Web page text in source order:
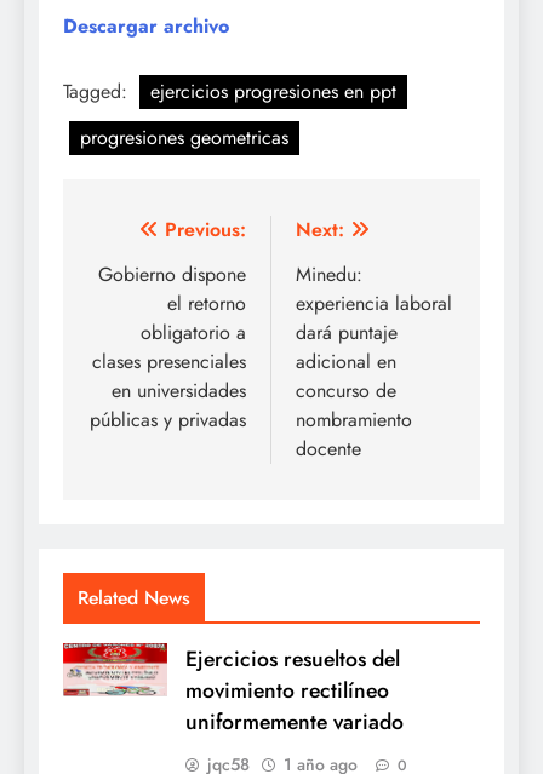
Descargar archivo
Tagged:
ejercicios progresiones en ppt
progresiones geometricas
Navegación
de
entradas
Previous:
Gobierno dispone
el retorno
obligatorio a
clases presenciales
en universidades
públicas y privadas
Next:
Minedu:
experiencia laboral
dará puntaje
adicional en
concurso de
nombramiento
docente
Related News
Ejercicios resueltos del
movimiento rectilíneo
uniformemente variado
jqc58 1 año ago 0